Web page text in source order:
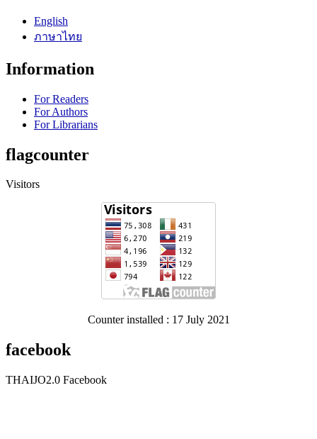
English
ภาษาไทย
Information
For Readers
For Authors
For Librarians
flagcounter
Visitors
Counter installed : 17 July 2021
facebook
THAIJO2.0 Facebook